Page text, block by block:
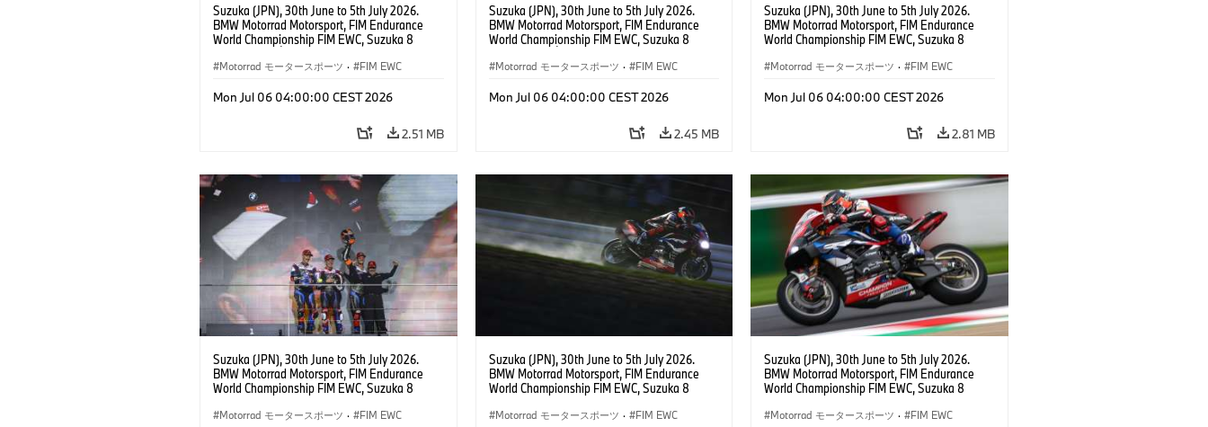
Suzuka (JPN), 30th June to 5th July 2026.
BMW Motorrad Motorsport, FIM Endurance
World Championship FIM EWC, Suzuka 8
Hikari Okubo, Kaito Toba, Motoharu Ito (all
Motorrad モータースポーツ · FIM EWC
Mon Jul 06 04:00:00 CEST 2026
2.51 MB
Suzuka (JPN), 30th June to 5th July 2026.
BMW Motorrad Motorsport, FIM Endurance
World Championship FIM EWC, Suzuka 8
Hikari Okubo, Kaito Toba, Motoharu Ito (all
Motorrad モータースポーツ · FIM EWC
Mon Jul 06 04:00:00 CEST 2026
2.45 MB
Suzuka (JPN), 30th June to 5th July 2026.
BMW Motorrad Motorsport, FIM Endurance
World Championship FIM EWC, Suzuka 8
#37 BMW M 1000 RR, Markus Reiterberger
Odendaal (RSA), EWC class.
Motorrad モータースポーツ · FIM EWC
Mon Jul 06 04:00:00 CEST 2026
2.81 MB
Suzuka (JPN), 30th June to 5th July 2026.
BMW Motorrad Motorsport, FIM Endurance
World Championship FIM EWC, Suzuka 8
#37 BMW M 1000 RR, Markus Reiterberger
Motorrad モータースポーツ · FIM EWC
Suzuka (JPN), 30th June to 5th July 2026.
BMW Motorrad Motorsport, FIM Endurance
World Championship FIM EWC, Suzuka 8
#37 BMW M 1000 RR, Markus Reiterberger
Motorrad モータースポーツ · FIM EWC
Suzuka (JPN), 30th June to 5th July 2026.
BMW Motorrad Motorsport, FIM Endurance
World Championship FIM EWC, Suzuka 8
#37 BMW M 1000 RR, Markus Reiterberger
Motorrad モータースポーツ · FIM EWC